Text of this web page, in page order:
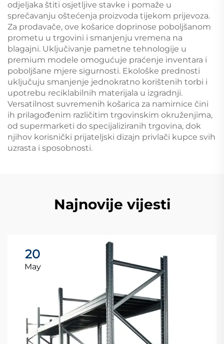
odjeljaka štiti osjetljive stavke i pomaže u
sprečavanju oštećenja proizvoda tijekom prijevoza.
Za prodavače, ove košarice doprinose poboljšanom
prometu u trgovini i smanjenju vremena na
blagajni. Uključivanje pametne tehnologije u
premium modele omogućuje praćenje inventara i
poboljšane mjere sigurnosti. Ekološke prednosti
uključuju smanjenje jednokratno korištenih torbi i
upotrebu reciklabilnih materijala u izgradnji.
Versatilnost suvremenih košarica za namirnice čini
ih prilagođenim različitim trgovinskim okruženjima,
od supermarketi do specijaliziranih trgovina, dok
njihov korisnički prijateljski dizajn privlači kupce svih
uzrasta i sposobnosti.
Najnovije vijesti
20
May